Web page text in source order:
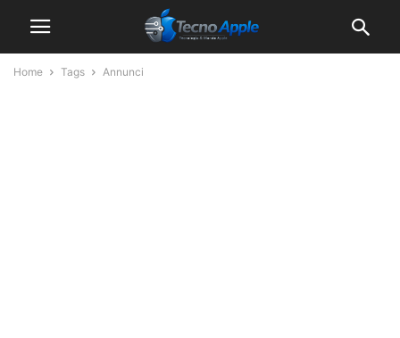
Home Tags Annunci